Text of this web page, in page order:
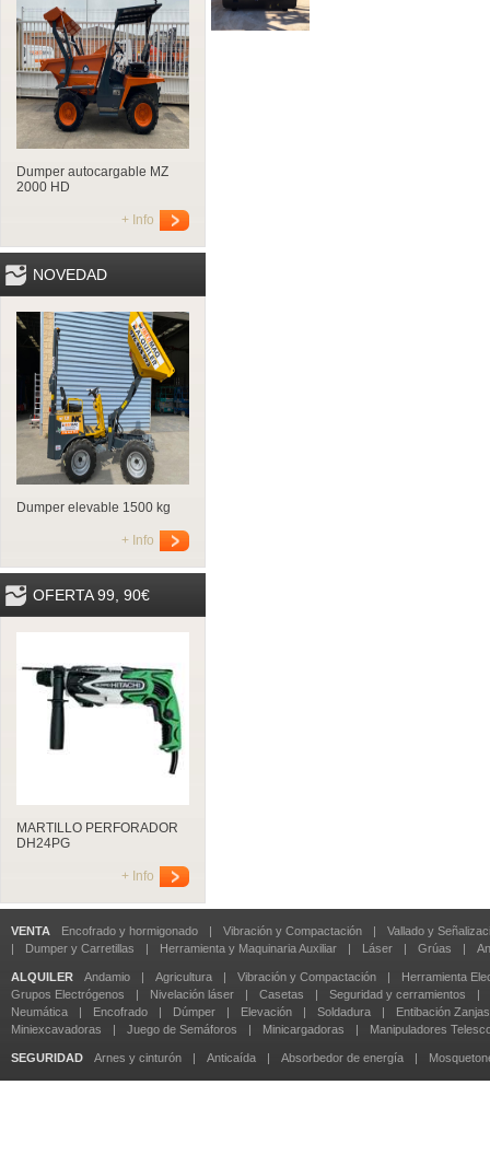
Dumper autocargable MZ
2000 HD
+ Info
NOVEDAD
Dumper elevable 1500 kg
+ Info
OFERTA 99, 90€
MARTILLO PERFORADOR
DH24PG
+ Info
VENTA Encofrado y hormigonado | Vibración y Compactación |
Vallado y
|
Dumper y Carretillas | Herramienta y Maquinaria Auxiliar | Láser | Grúas |
ALQUILER Andamio | Agricultura | Vibración y Compactación |
Herramienta
Grupos Electrógenos
| Nivelación láser | Casetas | Seguridad y cerramientos
|
Neumática
| Encofrado | Dúmper | Elevación | Soldadura |
Entibación Zanjas
Miniexcavadoras
| Juego de Semáforos | Minicargadoras | Manipuladores
SEGURIDAD Arnes y cinturón | Anticaída | Absorbedor de energía |